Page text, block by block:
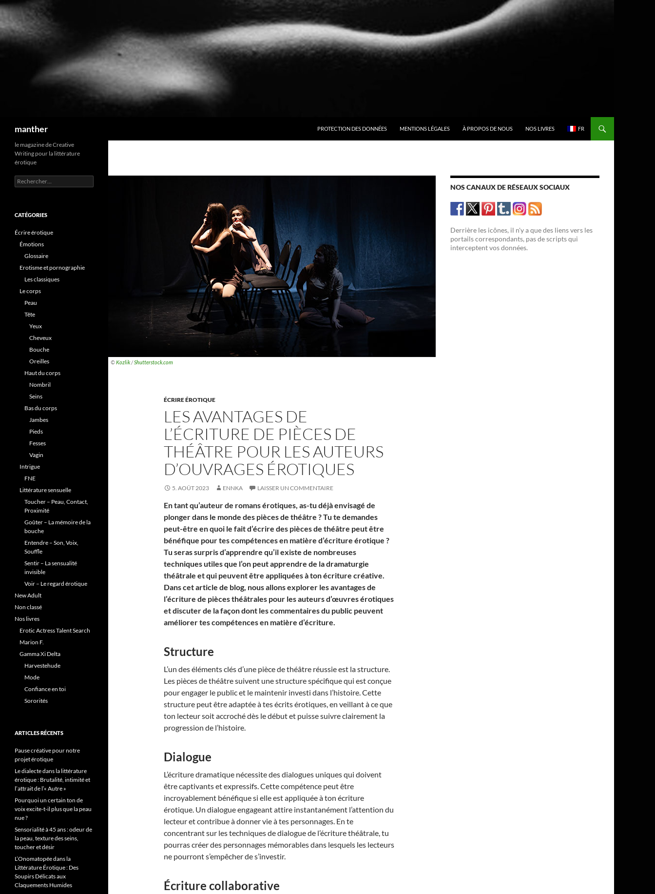
manther
PROTECTION DES DONNÉES
MENTIONS LÉGALES À PROPOS DE NOUS NOS LIVRES FR
©Kozlik/Shutterstock.com
ÉCRIRE ÉROTIQUE
LES AVANTAGES DE
L’ÉCRITURE DE PIÈCES DE
THÉÂTRE POUR LES AUTEURS
D’OUVRAGES ÉROTIQUES
5. AOÛT 2023 ENNKA LAISSER UN COMMENTAIRE
En tant qu’auteur de romans érotiques, as-tu déjà envisagé de
plonger dans le monde des pièces de théâtre ? Tu te demandes
peut-être en quoi le fait d’écrire des pièces de théâtre peut être
bénéfique pour tes compétences en matière d’écriture érotique ?
Tu seras surpris d’apprendre qu’il existe de nombreuses
techniques utiles que l’on peut apprendre de la dramaturgie
théâtrale et qui peuvent être appliquées à ton écriture créative.
Dans cet article de blog, nous allons explorer les avantages de
l’écriture de pièces théâtrales pour les auteurs d’œuvres érotiques
et discuter de la façon dont les commentaires du public peuvent
améliorer tes compétences en matière d’écriture.
Structure
L’un des éléments clés d’une pièce de théâtre réussie est la structure.
Les pièces de théâtre suivent une structure spécifique qui est conçue
pour engager le public et le maintenir investi dans l’histoire. Cette
structure peut être adaptée à tes écrits érotiques, en veillant à ce que
ton lecteur soit accroché dès le début et puisse suivre clairement la
progression de l’histoire.
Dialogue
L’écriture dramatique nécessite des dialogues uniques qui doivent
être captivants et expressifs. Cette compétence peut être
incroyablement bénéfique si elle est appliquée à ton écriture
érotique. Un dialogue engageant attire instantanément l’attention du
lecteur et contribue à donner vie à tes personnages. En te
concentrant sur les techniques de dialogue de l’écriture théâtrale, tu
pourras créer des personnages mémorables dans lesquels les lecteurs
ne pourront s’empêcher de s’investir.
Écriture collaborative
NOS CANAUX DE RÉSEAUX SOCIAUX
Derrière les icônes, il n'y a que des liens vers les
portails correspondants, pas de scripts qui
interceptent vos données.
le magazine de Creative
Writing pour la littérature
érotique
Rechercher :
CATÉGORIES
Écrire érotique
Émotions
Glossaire
Erotisme et pornographie
Les classiques
Le corps
Peau
Tête
Yeux
Cheveux
Bouche
Oreilles
Haut du corps
Nombril
Seins
Bas du corps
Jambes
Pieds
Fesses
Vagin
Intrigue
FNE
Littérature sensuelle
Toucher – Peau, Contact,
Proximité
Goûter – La mémoire de la
bouche
Entendre – Son, Voix,
Souffle
Sentir – La sensualité
invisible
Voir – Le regard érotique
New Adult
Non classé
Nos livres
Erotic Actress Talent Search
Marion F.
Gamma Xi Delta
Harvestehude
Mode
Confiance en toi
Sororités
ARTICLES RÉCENTS
Pause créative pour notre
projet érotique
Le dialecte dans la littérature
érotique : Brutalité, intimité et
l’attrait de l’« Autre »
Pourquoi un certain ton de
voix excite-t-il plus que la peau
nue ?
Sensorialité à 45 ans : odeur de
la peau, texture des seins,
toucher et désir
L’Onomatopée dans la
Littérature Érotique : Des
Soupirs Délicats aux
Claquements Humides